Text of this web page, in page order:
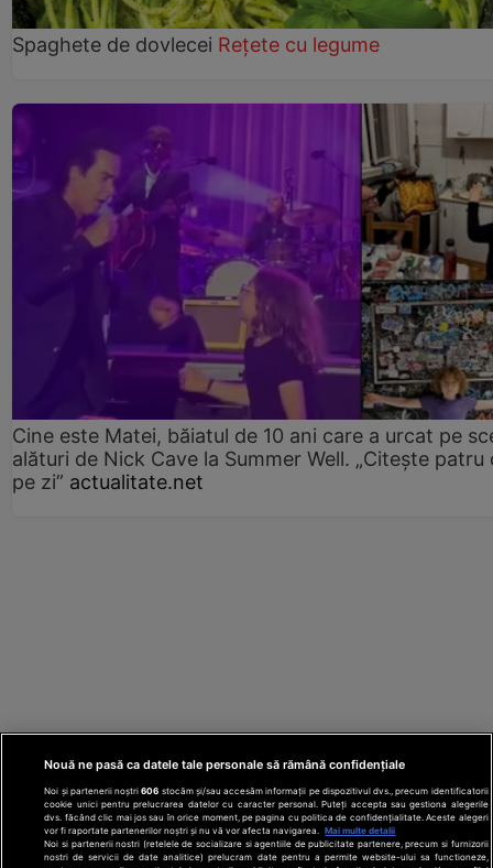
Spaghete de dovlecei Rețete cu legume
Cine este Matei, băiatul de 10 ani care a urcat pe
alături de Nick Cave la Summer Well. „Citește patru
pe zi” actualitate.net
Nouă ne pasă ca datele tale personale să rămână confidențiale
Noi și partenerii noștri606 stocăm și/sau accesăm informații pe dispozitivul dvs., precum identificatorii
cookie unici pentru prelucrarea datelor cu caracter personal. Puteți accepta sau gestiona alegerile
dvs. făcând clic mai jos sau în orice moment, pe pagina cu politica de confidențialitate. Aceste alegeri
vor fi raportate partenerilor noștri și nu vă vor afecta navigarea.
Mai multe detalii
Noi si partenerii nostri (retelele de socializare si agentiile de publicitate partenere, precum si furnizorii
nostri de servicii de date analitice) prelucram date pentru a permite website-ului sa functioneze,